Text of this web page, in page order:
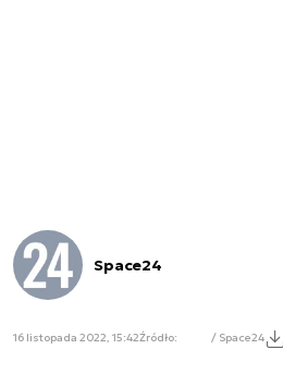
Space24
16 listopada 2022, 15:42Źródło: / Space24